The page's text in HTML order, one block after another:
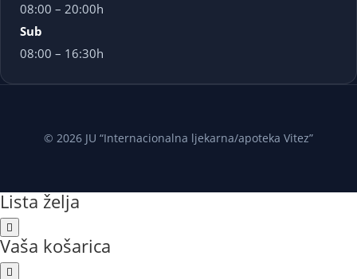
08:00 – 20:00h
Sub
08:00 – 16:30h
© 2026 JU “Internacionalna ljekarna/apoteka Vitez”
Lista želja
Vaša košarica